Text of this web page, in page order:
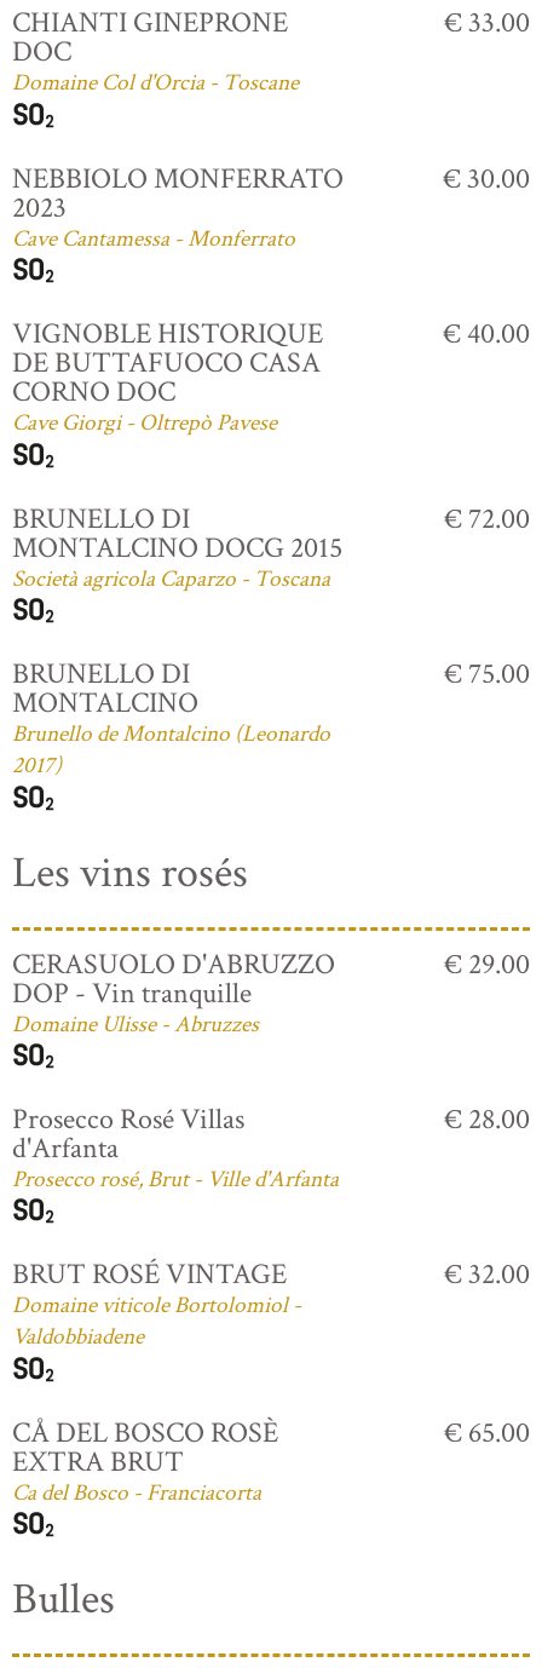
CHIANTI GINEPRONE
DOC
Domaine Col d'Orcia - Toscane
€ 33.00
NEBBIOLO MONFERRATO
2023
Cave Cantamessa - Monferrato
€ 30.00
VIGNOBLE HISTORIQUE
DE BUTTAFUOCO CASA
CORNO DOC
Cave Giorgi - Oltrepò Pavese
€ 40.00
BRUNELLO DI
MONTALCINO DOCG 2015
Società agricola Caparzo - Toscana
€ 72.00
BRUNELLO DI
MONTALCINO
Brunello de Montalcino (Leonardo
2017)
€ 75.00
Les vins rosés
CERASUOLO D'ABRUZZO
DOP - Vin tranquille
Domaine Ulisse - Abruzzes
€ 29.00
Prosecco Rosé Villas
d'Arfanta
Prosecco rosé, Brut - Ville d'Arfanta
€ 28.00
BRUT ROSÉ VINTAGE
Domaine viticole Bortolomiol -
Valdobbiadene
€ 32.00
CÅ DEL BOSCO ROSÈ
EXTRA BRUT
Ca del Bosco - Franciacorta
€ 65.00
Bulles